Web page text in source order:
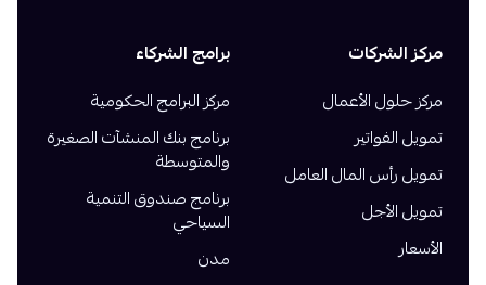
مركز الشركات
مركز حلول الأعمال
تمويل الفواتير
تمويل رأس المال العامل
تمويل الأجل
الأسعار
برامج الشركاء
مركز البرامج الحكومية
برنامج بنك المنشآت الصغيرة
والمتوسطة
برنامج صندوق التنمية
السياحي
مدن